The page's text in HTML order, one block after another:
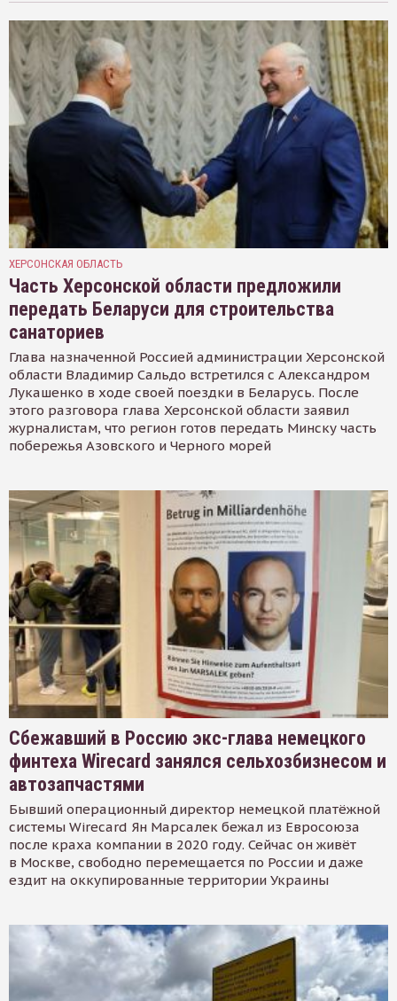
ХЕРСОНСКАЯ ОБЛАСТЬ
Часть Херсонской области предложили
передать Беларуси для строительства
санаториев
Глава назначенной Россией администрации Херсонской
области Владимир Сальдо встретился с Александром
Лукашенко в ходе своей поездки в Беларусь. После
этого разговора глава Херсонской области заявил
журналистам, что регион готов передать Минску часть
побережья Азовского и Черного морей
Сбежавший в Россию экс-глава немецкого
финтеха Wirecard занялся сельхозбизнесом и
автозапчастями
Бывший операционный директор немецкой платёжной
системы Wirecard Ян Марсалек бежал из Евросоюза
после краха компании в 2020 году. Сейчас он живёт
в Москве, свободно перемещается по России и даже
ездит на оккупированные территории Украины